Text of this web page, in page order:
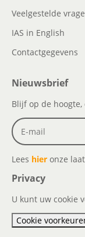
Veelgestelde
IAS in English
Contactgegevens
Nieuwsbrief
Blijf op de
Lees hier onze
Privacy
U kunt uw cookie
Cookie